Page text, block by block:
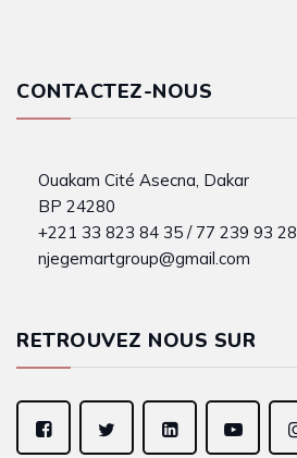
CONTACTEZ-NOUS
Ouakam Cité Asecna, Dakar
BP 24280
+221 33 823 84 35 / 77 239 93 28
njegemartgroup@gmail.com
RETROUVEZ NOUS SUR